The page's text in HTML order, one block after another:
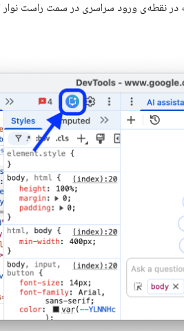
در نقطه‌ی ورود سراسری در سمت راست نوار